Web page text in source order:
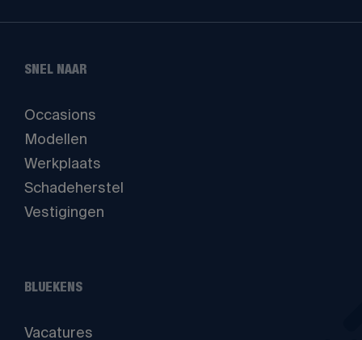
SNEL NAAR
Occasions
Modellen
Werkplaats
Schadeherstel
Vestigingen
BLUEKENS
Vacatures